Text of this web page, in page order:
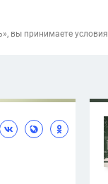
вы принимаете условия